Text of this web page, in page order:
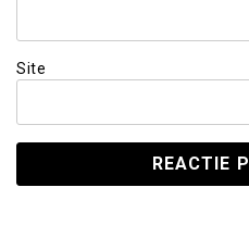
Site